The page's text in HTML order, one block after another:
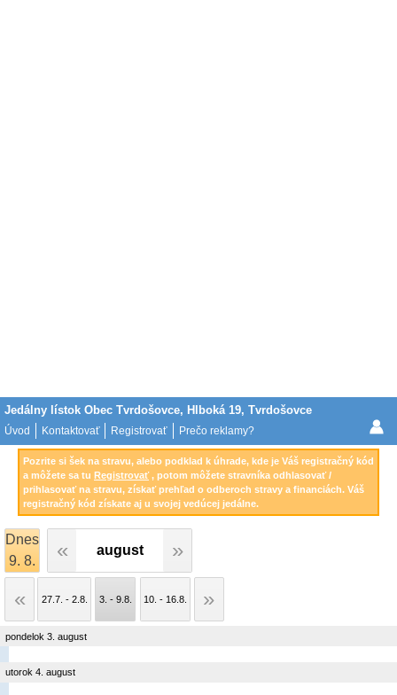
Jedálny lístok Obec Tvrdošovce, Hlboká 19, Tvrdošovce
Úvod Kontaktovať Registrovať Prečo reklamy?
Pozrite si šek na stravu, alebo podklad k úhrade, kde je Váš registračný kód
a môžete sa tu Registrovať, potom môžete stravníka odhlasovať /
prihlasovať na stravu, získať prehľad o odberoch stravy a financiách. Váš
registračný kód získate aj u svojej vedúcej jedálne.
Dnes
9. 8.
august
27.7. - 2.8. 3. - 9.8. 10. - 16.8.
pondelok 3. august
utorok 4. august